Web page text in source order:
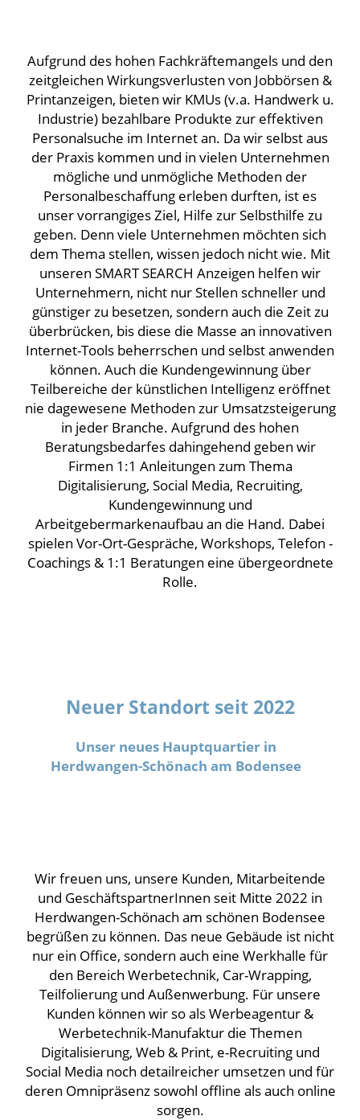
Aufgrund des hohen Fachkräftemangels und den
zeitgleichen Wirkungsverlusten von Jobbörsen &
Printanzeigen, bieten wir KMUs (v.a. Handwerk u.
Industrie) bezahlbare Produkte zur effektiven
Personalsuche im Internet an. Da wir selbst aus
der Praxis kommen und in vielen Unternehmen
mögliche und unmögliche Methoden der
Personalbeschaffung erleben durften, ist es
unser vorrangiges Ziel, Hilfe zur Selbsthilfe zu
geben. Denn viele Unternehmen möchten sich
dem Thema stellen, wissen jedoch nicht wie. Mit
unseren SMART SEARCH Anzeigen helfen wir
Unternehmern, nicht nur Stellen schneller und
günstiger zu besetzen, sondern auch die Zeit zu
überbrücken, bis diese die Masse an innovativen
Internet-Tools beherrschen und selbst anwenden
können. Auch die Kundengewinnung über
Teilbereiche der künstlichen Intelligenz eröffnet
nie dagewesene Methoden zur Umsatzsteigerung
in jeder Branche. Aufgrund des hohen
Beratungsbedarfes dahingehend geben wir
Firmen 1:1 Anleitungen zum Thema
Digitalisierung, Social Media, Recruiting,
Kundengewinnung und
Arbeitgebermarkenaufbau an die Hand. Dabei
spielen Vor-Ort-Gespräche, Workshops, Telefon -
Coachings & 1:1 Beratungen eine übergeordnete
Rolle.
Neuer Standort seit 2022
Unser neues Hauptquartier in
Herdwangen-Schönach am Bodensee
Wir freuen uns, unsere Kunden, Mitarbeitende
und GeschäftspartnerInnen seit Mitte 2022 in
Herdwangen-Schönach am schönen Bodensee
begrüßen zu können. Das neue Gebäude ist nicht
nur ein Office, sondern auch eine Werkhalle für
den Bereich Werbetechnik, Car-Wrapping,
Teilfolierung und Außenwerbung. Für unsere
Kunden können wir so als Werbeagentur &
Werbetechnik-Manufaktur die Themen
Digitalisierung, Web & Print, e-Recruiting und
Social Media noch detailreicher umsetzen und für
deren Omnipräsenz sowohl offline als auch online
sorgen.